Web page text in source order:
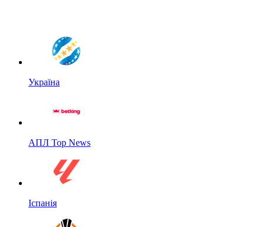
Україна
АПЛ Top News
Іспанія